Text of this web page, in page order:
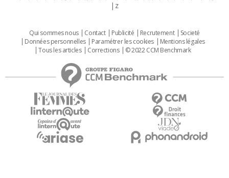
z
Qui sommes nous Contact Publicité Recrutement
Societé
Données personnelles
Paramétrer les cookies
Mentions légales
Tous les articles
Corrections © 2022 CCM Benchmark